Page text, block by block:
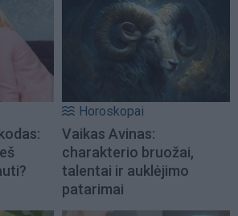
Horoskopai
Vaikas Avinas:
charakterio bruožai,
talentai ir auklėjimo
patarimai